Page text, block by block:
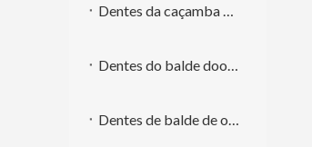
Dentes da caçamba Volvo
Dentes do balde doosan
Dentes de balde de outras marcas